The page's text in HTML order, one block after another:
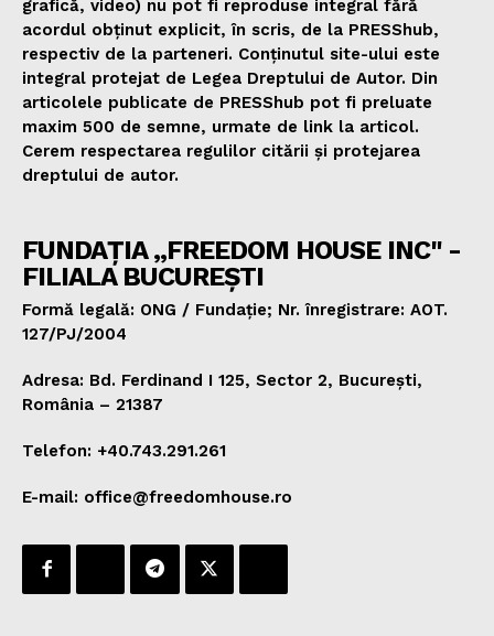
grafică, video) nu pot fi reproduse integral fără
acordul obținut explicit, în scris, de la PRESShub,
respectiv de la parteneri. Conținutul site-ului este
integral protejat de Legea Dreptului de Autor. Din
articolele publicate de PRESShub pot fi preluate
maxim 500 de semne, urmate de link la articol.
Cerem respectarea regulilor citării și protejarea
dreptului de autor.
FUNDAȚIA „FREEDOM HOUSE INC" -
FILIALA BUCUREȘTI
Formă legală: ONG / Fundație; Nr. înregistrare: AOT.
127/PJ/2004
Adresa: Bd. Ferdinand I 125, Sector 2, București,
România – 21387
Telefon: +40.743.291.261
E-mail: office@freedomhouse.ro